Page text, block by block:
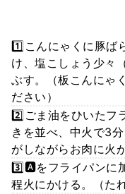
1️⃣こんにゃくに豚ば
け、塩こしょう少々
ぶす。（板こんにゃ
ださい）
2️⃣ごま油をひいたフ
きを並べ、中火で3
がしながらお肉に火
3️⃣🅰️をフライパンに
程火にかける。（た